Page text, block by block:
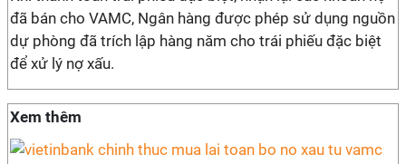
đã bán cho VAMC, Ngân hàng được phép sử dụng nguồn
dự phòng đã trích lập hàng năm cho trái phiếu đặc biệt
để xử lý nợ xấu.
Xem thêm